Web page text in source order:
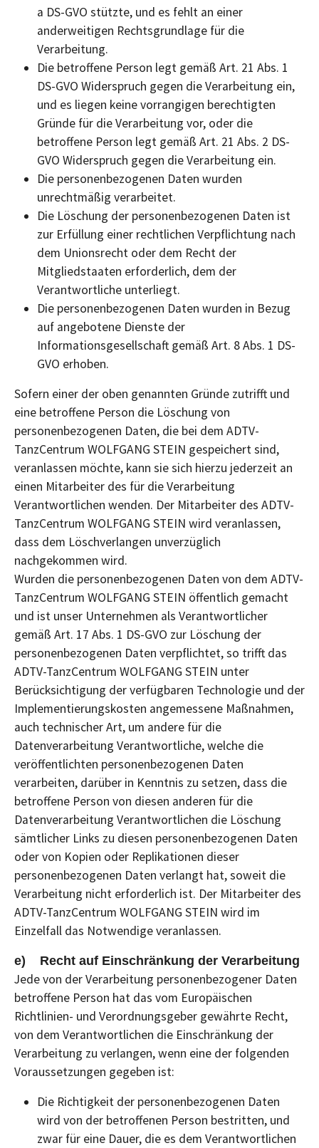
a DS-GVO stützte, und es fehlt an einer
anderweitigen Rechtsgrundlage für die
Verarbeitung.
Die betroffene Person legt gemäß Art. 21 Abs. 1
DS-GVO Widerspruch gegen die Verarbeitung ein,
und es liegen keine vorrangigen berechtigten
Gründe für die Verarbeitung vor, oder die
betroffene Person legt gemäß Art. 21 Abs. 2 DS-
GVO Widerspruch gegen die Verarbeitung ein.
Die personenbezogenen Daten wurden
unrechtmäßig verarbeitet.
Die Löschung der personenbezogenen Daten ist
zur Erfüllung einer rechtlichen Verpflichtung nach
dem Unionsrecht oder dem Recht der
Mitgliedstaaten erforderlich, dem der
Verantwortliche unterliegt.
Die personenbezogenen Daten wurden in Bezug
auf angebotene Dienste der
Informationsgesellschaft gemäß Art. 8 Abs. 1 DS-
GVO erhoben.
Sofern einer der oben genannten Gründe zutrifft und
eine betroffene Person die Löschung von
personenbezogenen Daten, die bei dem ADTV-
TanzCentrum WOLFGANG STEIN gespeichert sind,
veranlassen möchte, kann sie sich hierzu jederzeit an
einen Mitarbeiter des für die Verarbeitung
Verantwortlichen wenden. Der Mitarbeiter des ADTV-
TanzCentrum WOLFGANG STEIN wird veranlassen,
dass dem Löschverlangen unverzüglich
nachgekommen wird.
Wurden die personenbezogenen Daten von dem ADTV-
TanzCentrum WOLFGANG STEIN öffentlich gemacht
und ist unser Unternehmen als Verantwortlicher
gemäß Art. 17 Abs. 1 DS-GVO zur Löschung der
personenbezogenen Daten verpflichtet, so trifft das
ADTV-TanzCentrum WOLFGANG STEIN unter
Berücksichtigung der verfügbaren Technologie und der
Implementierungskosten angemessene Maßnahmen,
auch technischer Art, um andere für die
Datenverarbeitung Verantwortliche, welche die
veröffentlichten personenbezogenen Daten
verarbeiten, darüber in Kenntnis zu setzen, dass die
betroffene Person von diesen anderen für die
Datenverarbeitung Verantwortlichen die Löschung
sämtlicher Links zu diesen personenbezogenen Daten
oder von Kopien oder Replikationen dieser
personenbezogenen Daten verlangt hat, soweit die
Verarbeitung nicht erforderlich ist. Der Mitarbeiter des
ADTV-TanzCentrum WOLFGANG STEIN wird im
Einzelfall das Notwendige veranlassen.
e) Recht auf Einschränkung der Verarbeitung
Jede von der Verarbeitung personenbezogener Daten
betroffene Person hat das vom Europäischen
Richtlinien- und Verordnungsgeber gewährte Recht,
von dem Verantwortlichen die Einschränkung der
Verarbeitung zu verlangen, wenn eine der folgenden
Voraussetzungen gegeben ist:
Die Richtigkeit der personenbezogenen Daten
wird von der betroffenen Person bestritten, und
zwar für eine Dauer, die es dem Verantwortlichen